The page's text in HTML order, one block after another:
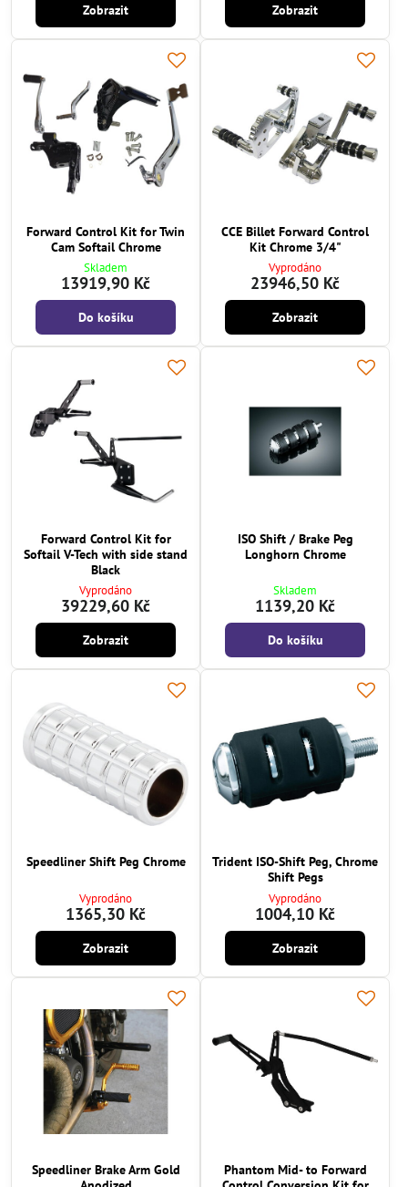
Zobrazit Zobrazit
Forward Control Kit for Twin
Cam Softail Chrome
Skladem
13919,90 Kč
Do košíku
CCE Billet Forward Control
Kit Chrome 3/4"
Vyprodáno
23946,50 Kč
Zobrazit
Forward Control Kit for
Softail V-Tech with side stand
Black
Vyprodáno
39229,60 Kč
Zobrazit
ISO Shift / Brake Peg
Longhorn Chrome
Skladem
1139,20 Kč
Do košíku
Speedliner Shift Peg Chrome
Vyprodáno
1365,30 Kč
Zobrazit
Trident ISO-Shift Peg, Chrome
Shift Pegs
Vyprodáno
1004,10 Kč
Zobrazit
Speedliner Brake Arm Gold
Phantom Mid- to Forward